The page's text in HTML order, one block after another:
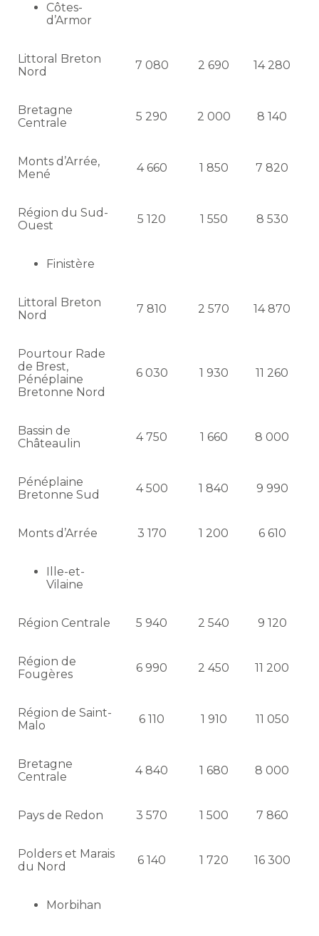
Côtes-
d’Armor
Littoral Breton
Nord
7 080 2 690 14 280
Bretagne
Centrale
5 290 2 000 8 140
Monts d’Arrée,
Mené
4 660 1 850 7 820
Région du Sud-
Ouest
5 120 1 550 8 530
Finistère
Littoral Breton
Nord
7 810 2 570 14 870
Pourtour Rade
de Brest,
Pénéplaine
Bretonne Nord
6 030 1 930 11 260
Bassin de
Châteaulin
4 750 1 660 8 000
Pénéplaine
Bretonne Sud
4 500 1 840 9 990
Monts d’Arrée 3 170 1 200 6 610
Ille-et-
Vilaine
Région Centrale 5 940 2 540 9 120
Région de
Fougères
6 990 2 450 11 200
Région de Saint-
Malo
6 110 1 910 11 050
Bretagne
Centrale
4 840 1 680 8 000
Pays de Redon 3 570 1 500 7 860
Polders et Marais
du Nord
6 140 1 720 16 300
Morbihan